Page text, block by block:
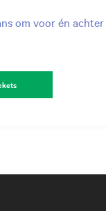
om voor én